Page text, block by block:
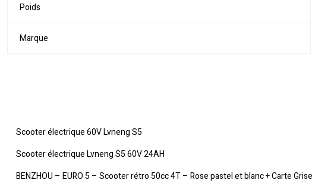
Poids
Marque
Scooter électrique 60V Lvneng S5
Scooter électrique Lvneng S5 60V 24AH
BENZHOU – EURO 5 – Scooter rétro 50cc 4T – Rose pastel et blanc + Carte